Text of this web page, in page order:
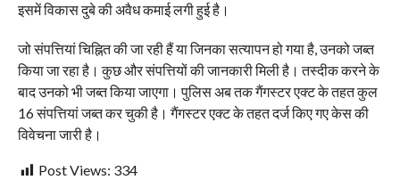
इसमें विकास दुबे की अवैध कमाई लगी हुई है।
जो संपत्तियां चिह्नित की जा रही हैं या जिनका सत्यापन हो गया है, उनको जब्त
किया जा रहा है। कुछ और संपत्तियों की जानकारी मिली है। तस्दीक करने के
बाद उनको भी जब्त किया जाएगा। पुलिस अब तक गैंगस्टर एक्ट के तहत कुल
16 संपत्तियां जब्त कर चुकी है। गैंगस्टर एक्ट के तहत दर्ज किए गए केस की
विवेचना जारी है।
Post Views: 334